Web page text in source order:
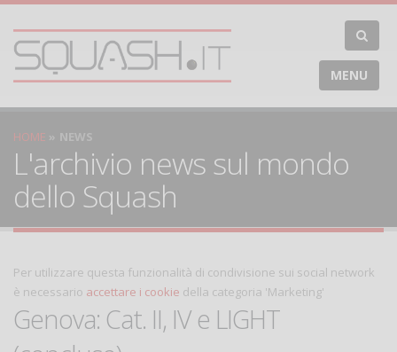
MENU
HOME NEWS
L'archivio news sul mondo
dello Squash
Per utilizzare questa funzionalità di condivisione sui social network
è necessario accettare i cookie della categoria 'Marketing'
Genova: Cat. II, IV e LIGHT